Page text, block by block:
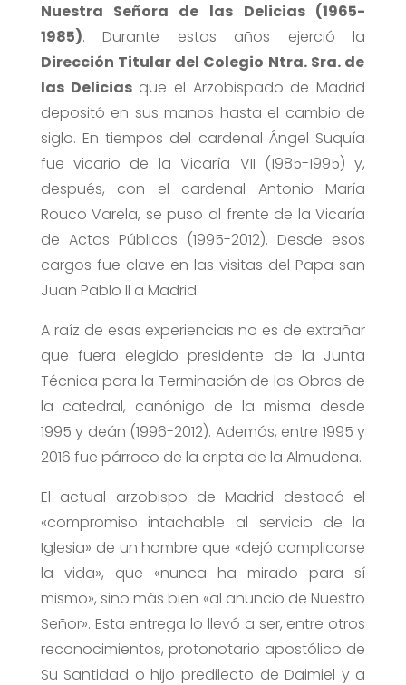
Nuestra Señora de las Delicias (1965-
1985). Durante estos años ejerció la
Dirección Titular del Colegio Ntra. Sra. de
las Deliciasque el Arzobispado de Madrid
depositó en sus manos hasta el cambio de
siglo. En tiempos del cardenal Ángel Suquía
fue vicario de la Vicaría VII (1985-1995) y,
después, con el cardenal Antonio María
Rouco Varela, se puso al frente de la Vicaría
de Actos Públicos (1995-2012). Desde esos
cargos fue clave en las visitas del Papa san
Juan Pablo II a Madrid.
A raíz de esas experiencias no es de extrañar
que fuera elegido presidente de la Junta
Técnica para la Terminación de las Obras de
la catedral, canónigo de la misma desde
1995 y deán (1996-2012). Además, entre 1995 y
2016 fue párroco de la cripta de la Almudena.
El actual arzobispo de Madrid destacó el
«compromiso intachable al servicio de la
Iglesia» de un hombre que «dejó complicarse
la vida», que «nunca ha mirado para sí
mismo», sino más bien «al anuncio de Nuestro
Señor». Esta entrega lo llevó a ser, entre otros
reconocimientos, protonotario apostólico de
Su Santidad o hijo predilecto de Daimiel y a